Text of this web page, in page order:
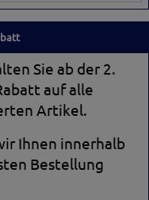
Sie ab der 2.
auf alle
Artikel.
Ihnen innerhalb
Bestellung